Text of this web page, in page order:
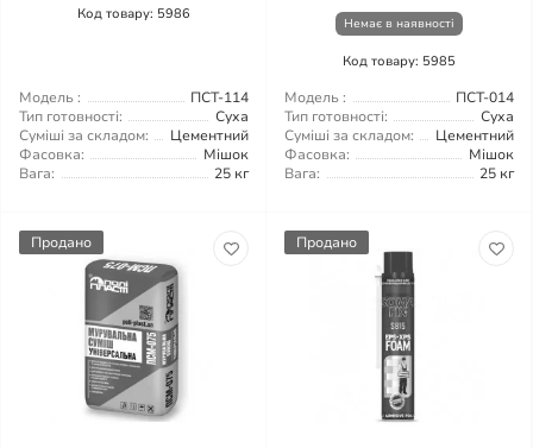
Код товару: 5986
Модель :
ПСТ-114
Тип готовності:
Суха
Суміші за складом:
Цементний
Фасовка:
Мішок
Вага:
25 кг
Немає в наявності
Код товару: 5985
Модель :
ПСТ-014
Тип готовності:
Суха
Суміші за складом:
Цементний
Фасовка:
Мішок
Вага:
25 кг
Продано Продано